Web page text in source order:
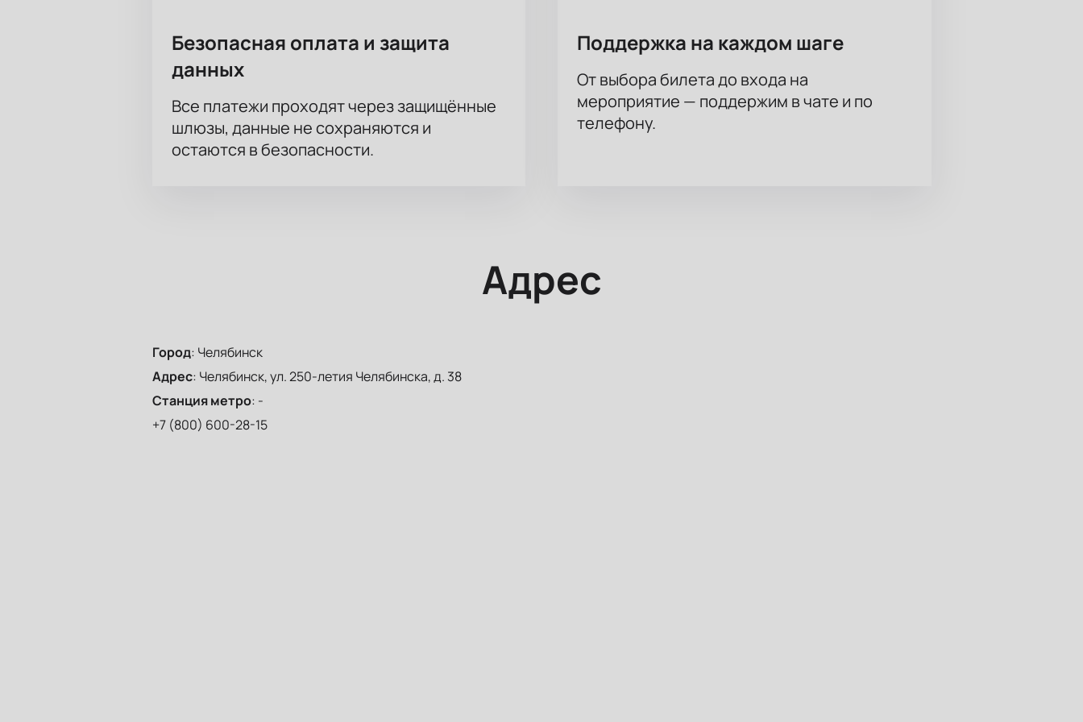
Безопасная оплата и защита
данных
Все платежи проходят через защищённые
шлюзы, данные не сохраняются и
остаются в безопасности.
Поддержка на каждом шаге
От выбора билета до входа на
мероприятие — поддержим в чате и по
телефону.
Адрес
Город: Челябинск
Адрес: Челябинск, ул. 250-летия Челябинска, д. 38
Станция метро: -
+7 (800) 600-28-15